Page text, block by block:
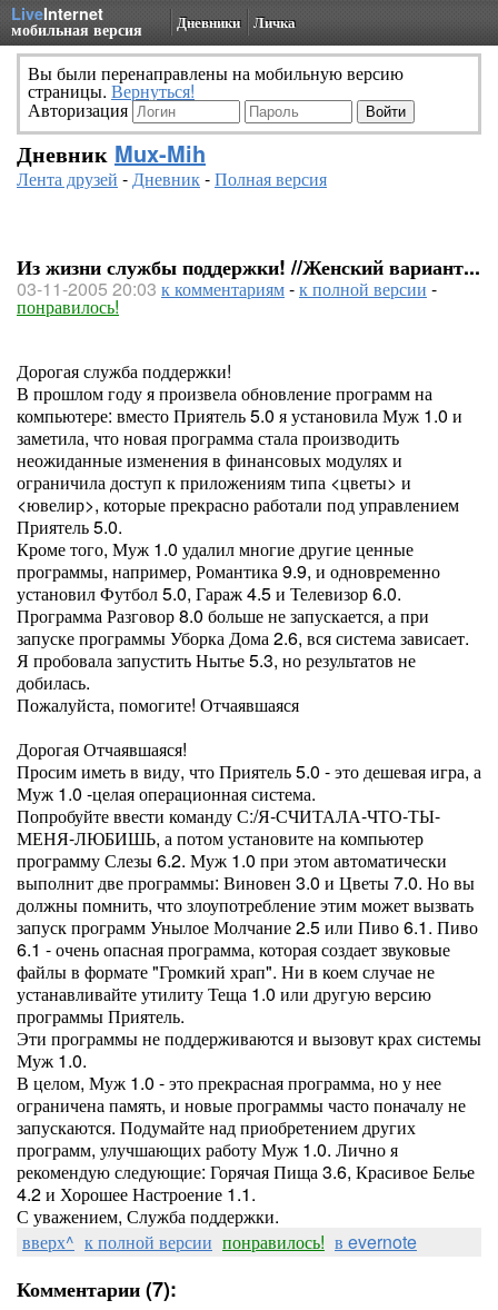
LiveInternet
мобильная версия Дневники Личка
Вы были перенаправлены на мобильную версию
страницы. Вернуться!
Авторизация
Дневник Mux-Mih
Лента друзей -Дневник-Полная версия
Из жизни службы поддержки! //Женский вариант...
03-11-2005 20:03 к комментариям-к полной версии -
понравилось!
Дорогая служба поддержки!
В прошлом году я произвела обновление программ на
компьютере: вместо Приятель 5.0 я установила Муж 1.0 и
заметила, что новая программа стала производить
неожиданные изменения в финансовых модулях и
ограничила доступ к приложениям типа <цветы> и
<ювелир>, которые прекрасно работали под управлением
Приятель 5.0.
Кроме того, Муж 1.0 удалил многие другие ценные
программы, например, Романтика 9.9, и одновременно
установил Футбол 5.0, Гараж 4.5 и Телевизор 6.0.
Программа Разговор 8.0 больше не запускается, а при
запуске программы Уборка Дома 2.6, вся система зависает.
Я пробовала запустить Нытье 5.3, но результатов не
добилась.
Пожалуйста, помогите! Отчаявшаяся
Дорогая Отчаявшаяся!
Просим иметь в виду, что Приятель 5.0 - это дешевая игра, а
Муж 1.0 -целая операционная система.
Попробуйте ввести команду С:/Я-СЧИТАЛА-ЧТО-ТЫ-
МЕНЯ-ЛЮБИШЬ, а потом установите на компьютер
программу Слезы 6.2. Муж 1.0 при этом автоматически
выполнит две программы: Виновен 3.0 и Цветы 7.0. Но вы
должны помнить, что злоупотребление этим может вызвать
запуск программ Унылое Молчание 2.5 или Пиво 6.1. Пиво
6.1 - очень опасная программа, которая создает звуковые
файлы в формате "Громкий храп". Ни в коем случае не
устанавливайте утилиту Теща 1.0 или другую версию
программы Приятель.
Эти программы не поддерживаются и вызовут крах системы
Муж 1.0.
В целом, Муж 1.0 - это прекрасная программа, но у нее
ограничена память, и новые программы часто поначалу не
запускаются. Подумайте над приобретением других
программ, улучшающих работу Муж 1.0. Лично я
рекомендую следующие: Горячая Пища 3.6, Красивое Белье
4.2 и Хорошее Настроение 1.1.
С уважением, Служба поддержки.
вверх^ к полной версии понравилось! в evernote
Комментарии (7):